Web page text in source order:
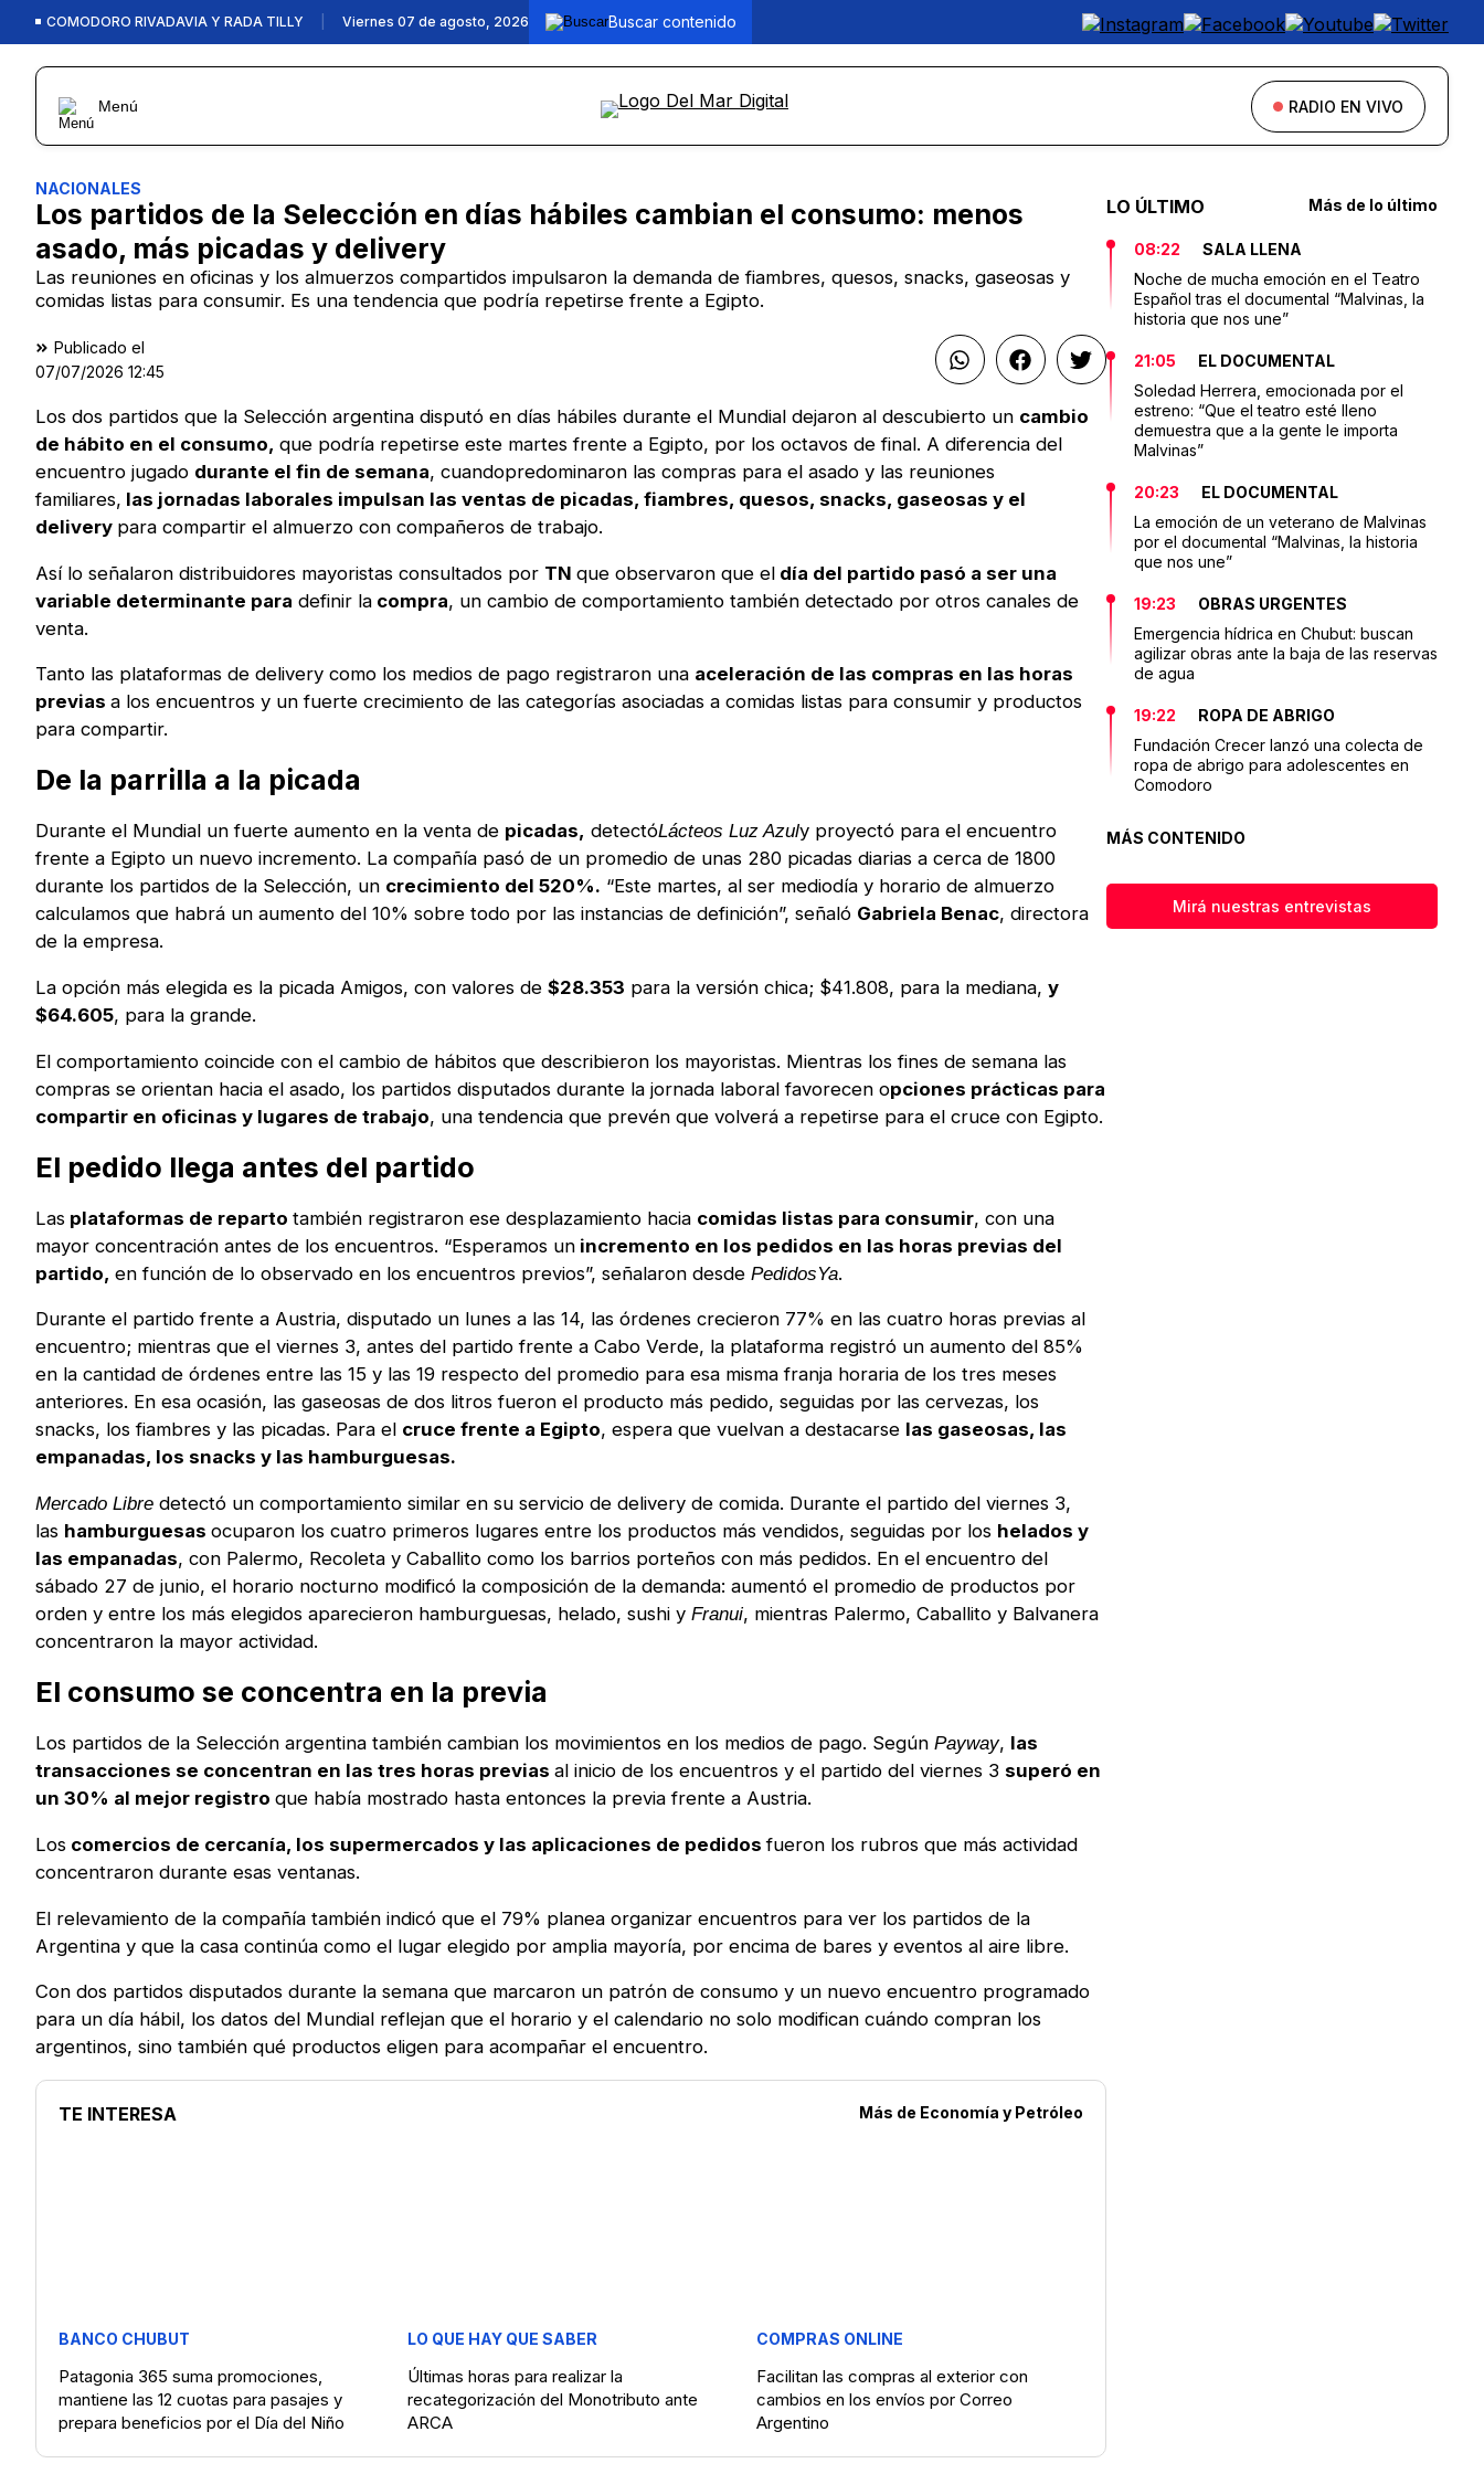
COMODORO RIVADAVIA Y RADA TILLY Viernes 07 de agosto, 2026
Menú RADIO EN VIVO
NACIONALES
Los partidos de la Selección en días hábiles cambian el consumo: menos
asado, más picadas y delivery
Las reuniones en oficinas y los almuerzos compartidos impulsaron la demanda de fiambres, quesos, snacks, gaseosas y
comidas listas para consumir. Es una tendencia que podría repetirse frente a Egipto.
Publicado el
07/07/2026 12:45
Los dos partidos que la Selección argentina disputó en días hábiles durante el Mundial dejaron al descubierto un cambio
de hábito en el consumo, que podría repetirse este martes frente a Egipto, por los octavos de final. A diferencia del
encuentro jugado durante el fin de semana, cuandopredominaron las compras para el asado y las reuniones
familiares, las jornadas laborales impulsan las ventas de picadas, fiambres, quesos, snacks, gaseosas y el
delivery para compartir el almuerzo con compañeros de trabajo.
Así lo señalaron distribuidores mayoristas consultados por TN que observaron que el día del partido pasó a ser una
variable determinante para definir la compra, un cambio de comportamiento también detectado por otros canales de
venta.
Tanto las plataformas de delivery como los medios de pago registraron una aceleración de las compras en las horas
previas a los encuentros y un fuerte crecimiento de las categorías asociadas a comidas listas para consumir y productos
para compartir.
De la parrilla a la picada
Durante el Mundial un fuerte aumento en la venta de picadas, detectóLácteos Luz Azuly proyectó para el encuentro
frente a Egipto un nuevo incremento. La compañía pasó de un promedio de unas 280 picadas diarias a cerca de 1800
durante los partidos de la Selección, un crecimiento del 520%. “Este martes, al ser mediodía y horario de almuerzo
calculamos que habrá un aumento del 10% sobre todo por las instancias de definición”, señaló Gabriela Benac, directora
de la empresa.
La opción más elegida es la picada Amigos, con valores de $28.353 para la versión chica; $41.808, para la mediana, y
$64.605, para la grande.
El comportamiento coincide con el cambio de hábitos que describieron los mayoristas. Mientras los fines de semana las
compras se orientan hacia el asado, los partidos disputados durante la jornada laboral favorecen opciones prácticas para
compartir en oficinas y lugares de trabajo, una tendencia que prevén que volverá a repetirse para el cruce con Egipto.
El pedido llega antes del partido
Las plataformas de reparto también registraron ese desplazamiento hacia comidas listas para consumir, con una
mayor concentración antes de los encuentros. “Esperamos un incremento en los pedidos en las horas previas del
partido, en función de lo observado en los encuentros previos”, señalaron desde PedidosYa.
Durante el partido frente a Austria, disputado un lunes a las 14, las órdenes crecieron 77% en las cuatro horas previas al
encuentro; mientras que el viernes 3, antes del partido frente a Cabo Verde, la plataforma registró un aumento del 85%
en la cantidad de órdenes entre las 15 y las 19 respecto del promedio para esa misma franja horaria de los tres meses
anteriores. En esa ocasión, las gaseosas de dos litros fueron el producto más pedido, seguidas por las cervezas, los
snacks, los fiambres y las picadas. Para el cruce frente a Egipto, espera que vuelvan a destacarse las gaseosas, las
empanadas, los snacks y las hamburguesas.
Mercado Libre detectó un comportamiento similar en su servicio de delivery de comida. Durante el partido del viernes 3,
las hamburguesas ocuparon los cuatro primeros lugares entre los productos más vendidos, seguidas por los helados y
las empanadas, con Palermo, Recoleta y Caballito como los barrios porteños con más pedidos. En el encuentro del
sábado 27 de junio, el horario nocturno modificó la composición de la demanda: aumentó el promedio de productos por
orden y entre los más elegidos aparecieron hamburguesas, helado, sushi y Franui, mientras Palermo, Caballito y Balvanera
concentraron la mayor actividad.
El consumo se concentra en la previa
Los partidos de la Selección argentina también cambian los movimientos en los medios de pago. Según Payway, las
transacciones se concentran en las tres horas previas al inicio de los encuentros y el partido del viernes 3 superó en
un 30% al mejor registro que había mostrado hasta entonces la previa frente a Austria.
Los comercios de cercanía, los supermercados y las aplicaciones de pedidosfueron los rubros que más actividad
concentraron durante esas ventanas.
El relevamiento de la compañía también indicó que el 79% planea organizar encuentros para ver los partidos de la
Argentina y que la casa continúa como el lugar elegido por amplia mayoría, por encima de bares y eventos al aire libre.
Con dos partidos disputados durante la semana que marcaron un patrón de consumo y un nuevo encuentro programado
para un día hábil, los datos del Mundial reflejan que el horario y el calendario no solo modifican cuándo compran los
argentinos, sino también qué productos eligen para acompañar el encuentro.
TE INTERESA Más de Economía y Petróleo
BANCO CHUBUT
Patagonia 365 suma promociones,
mantiene las 12 cuotas para pasajes y
prepara beneficios por el Día del Niño
LO QUE HAY QUE SABER
Últimas horas para realizar la
recategorización del Monotributo ante
ARCA
COMPRAS ONLINE
Facilitan las compras al exterior con
cambios en los envíos por Correo
Argentino
LO ÚLTIMO Más de lo último
08:22
SALA LLENA
Noche de mucha emoción en el Teatro
Español tras el documental “Malvinas, la
historia que nos une”
21:05
EL DOCUMENTAL
Soledad Herrera, emocionada por el
estreno: “Que el teatro esté lleno
demuestra que a la gente le importa
Malvinas”
20:23
EL DOCUMENTAL
La emoción de un veterano de Malvinas
por el documental “Malvinas, la historia
que nos une”
19:23
OBRAS URGENTES
Emergencia hídrica en Chubut: buscan
agilizar obras ante la baja de las reservas
de agua
19:22
ROPA DE ABRIGO
Fundación Crecer lanzó una colecta de
ropa de abrigo para adolescentes en
Comodoro
MÁS CONTENIDO
Mirá nuestras entrevistas